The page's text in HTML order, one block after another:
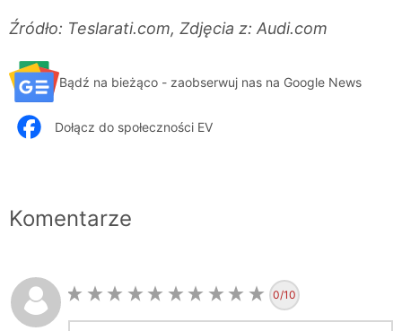
Źródło: Teslarati.com, Zdjęcia z: Audi.com
Bądź na bieżąco - zaobserwuj nas na Google News
Dołącz do społeczności EV
Komentarze
0/10